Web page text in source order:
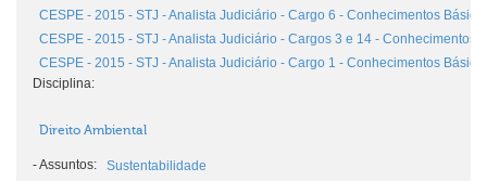
CESPE - 2015 - STJ - Analista Judiciário - Cargo 6 - Conhecimentos
CESPE - 2015 - STJ - Analista Judiciário - Cargos 3 e 14 - Conhecimentos
CESPE - 2015 - STJ - Analista Judiciário - Cargo 1 - Conhecimentos
Disciplina:
Direito Ambiental
-Assuntos:
Sustentabilidade